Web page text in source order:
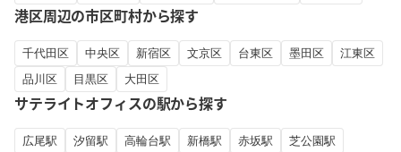
港区周辺の市区町村から探す
千代田区 中央区 新宿区 文京区 台東区 墨田区
江東区
品川区
目黒区 大田区
サテライトオフィスの駅から探す
広尾駅 汐留駅 高輪台駅 新橋駅 赤坂駅
芝公園駅